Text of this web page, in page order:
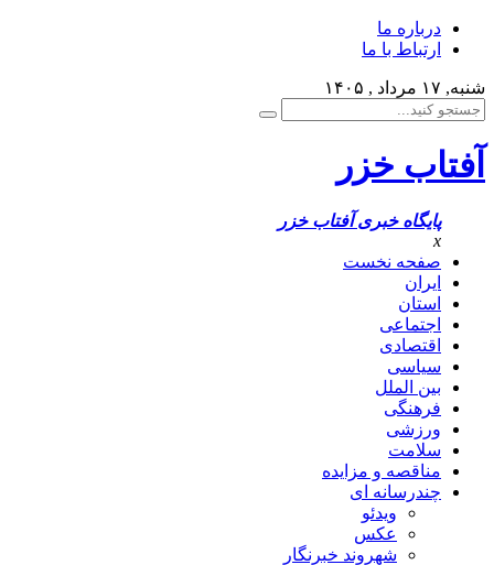
درباره ما
ارتباط با ما
شنبه, ۱۷ مرداد , ۱۴۰۵
آفتاب خزر
پایگاه خبری آفتاب خزر
x
صفحه نخست
ایران
استان
اجتماعی
اقتصادی
سیاسی
بین الملل
فرهنگی
ورزشی
سلامت
مناقصه و مزایده
چندرسانه ای
ویدئو
عکس
شهروند خبرنگار